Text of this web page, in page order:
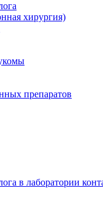
хирургия)
препаратов
в лаборатории